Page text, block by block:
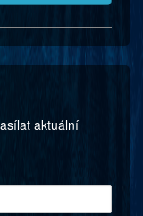
aktuální